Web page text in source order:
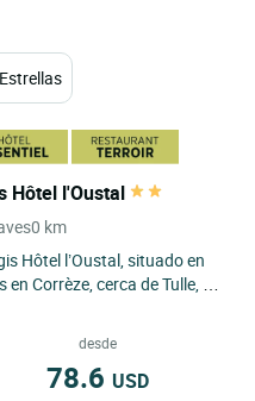
Estrellas
Hôtel l'Oustal
0 km
Hôtel l’Oustal, situado en
en Corrèze, cerca de Tulle, es
desde
78.6 USD